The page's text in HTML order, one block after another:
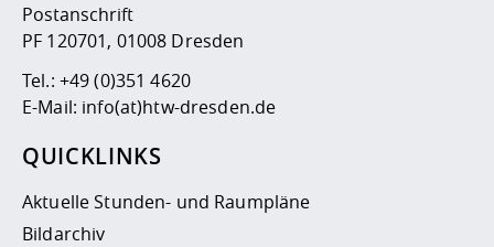
Postanschrift
PF 120701, 01008 Dresden
Tel.: +49 (0)351 4620
E-Mail: info(at)htw-dresden.de
QUICKLINKS
Aktuelle Stunden- und Raumpläne
Bildarchiv